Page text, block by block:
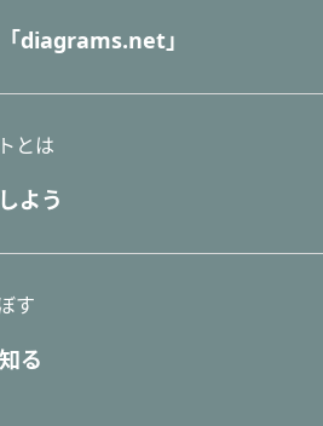
diagrams.net」
とは
よう
す
る